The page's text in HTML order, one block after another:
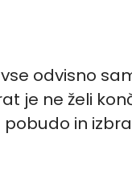
odvisno
je ne želi
pobudo in